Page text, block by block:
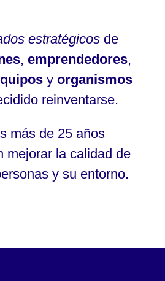
estratégicosde
, emprendedores,
y organismos
reinventarse.
más de 25 años
mejorar la calidad de
y su entorno.